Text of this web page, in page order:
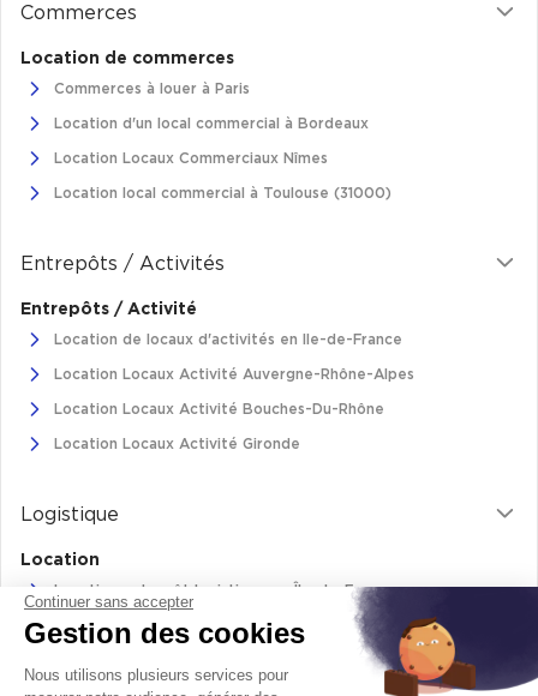
Commerces
Location de commerces
Commerces à louer à Paris
Location d'un local commercial à Bordeaux
Location Locaux Commerciaux Nîmes
Location local commercial à Toulouse (31000)
Entrepôts / Activités
Entrepôts / Activité
Location de locaux d'activités en Ile-de-France
Location Locaux Activité Auvergne-Rhône-Alpes
Location Locaux Activité Bouches-Du-Rhône
Location Locaux Activité Gironde
Logistique
Location
Location entrepôt logistique en Île-de-France
Location entrepôt logistique Pas-de-Calais
Location de bâtiments logistiques en Auvergne-Rhône-Alpes
Continuer sans accepter
Gestion des cookies
Nous utilisons plusieurs services pour